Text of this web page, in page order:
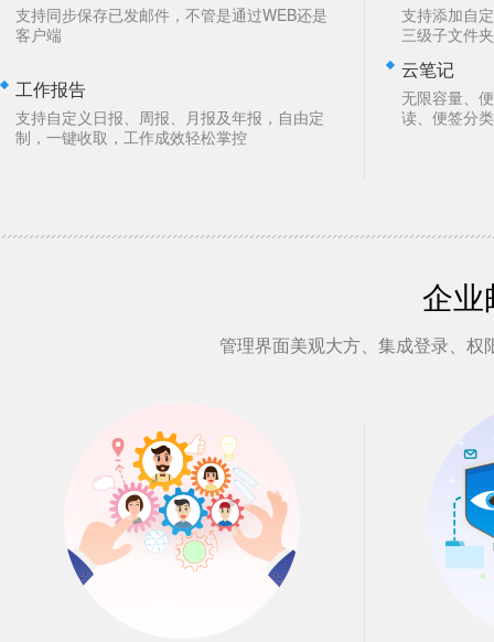
支持同步保存已发邮件，不管是通过WEB还是
客户端
工作报告
支持自定义日报、周报、月报及年报，自由定
制，一键收取，工作成效轻松掌控
支持添加自
三级子文件夹
云笔记
无限容量、
读、便签分
企业
管理界面美观大方、集成登录、